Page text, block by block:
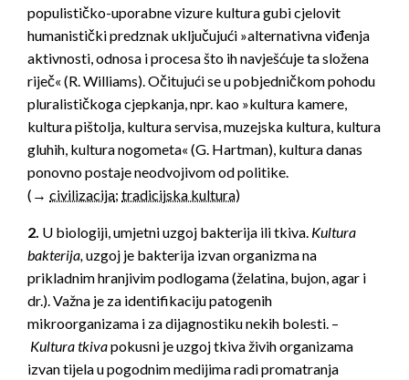
populističko-uporabne vizure kultura gubi cjelovit
humanistički predznak uključujući »alternativna viđenja
aktivnosti, odnosa i procesa što ih navješćuje ta složena
riječ« (R. Williams). Očitujući se u pobjedničkom pohodu
pluralističkoga cjepkanja, npr. kao »kultura kamere,
kultura pištolja, kultura servisa, muzejska kultura, kultura
gluhih, kultura nogometa« (G. Hartman), kultura danas
ponovno postaje neodvojivom od politike.
(→ civilizacija; tradicijska kultura)
2. U biologiji, umjetni uzgoj bakterija ili tkiva. Kultura
bakterija, uzgoj je bakterija izvan organizma na
prikladnim hranjivim podlogama (želatina, bujon, agar i
dr.). Važna je za identifikaciju patogenih
mikroorganizama i za dijagnostiku nekih bolesti. –
Kultura tkivapokusni je uzgoj tkiva živih organizama
izvan tijela u pogodnim medijima radi promatranja